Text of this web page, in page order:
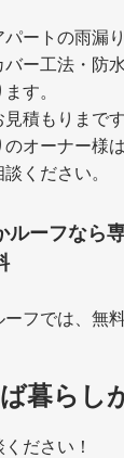
ートの雨漏
ー工法・防
す。
積もりまで
オーナー様
ください。
ルーフなら
フでは、無
暮らし
ださい！